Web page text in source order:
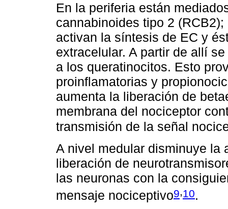
En la periferia están
cannabinoides tipo 2
activan la síntesis de EC y
extracelular. A partir de allí
a los queratinocitos. Esto
proinflamatorias y
aumenta la liberación de
membrana del nociceptor
transmisión de la señal
A nivel medular disminuye la
liberación de
las neuronas con la
mensaje nociceptivo9,10.